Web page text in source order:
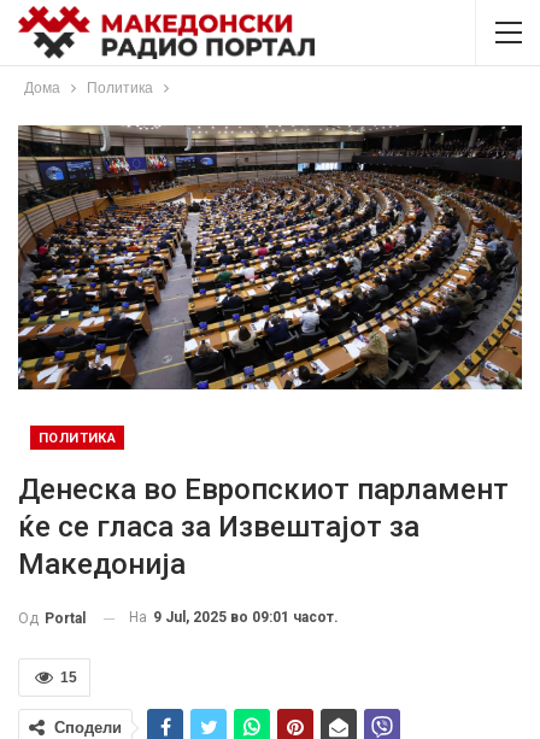
Дома Политика
ПОЛИТИКА
Денеска во Европскиот парламент
ќе се гласа за Извештајот за
Македонија
Од Portal На 9 Jul, 2025 во 09:01 часот.
15
Сподели